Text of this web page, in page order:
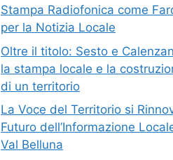
Stampa Radiofonica come
per la Notizia Locale
Oltre il titolo: Sesto e
la stampa locale e la
di un territorio
La Voce del Territorio si
Futuro dell’Informazione
Val Belluna